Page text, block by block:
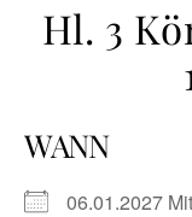
Hl. 3
WANN
06.01.2027